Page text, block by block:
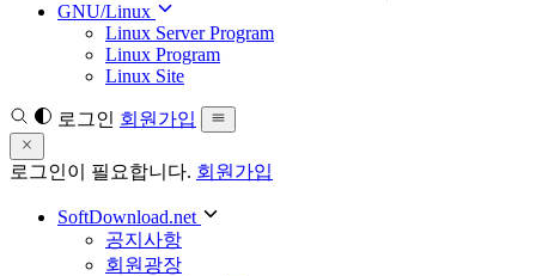
GNU/Linux
Linux Server Program
Linux Program
Linux Site
로그인 회원가입
로그인이 필요합니다. 회원가입
SoftDownload.net
공지사항
회원광장